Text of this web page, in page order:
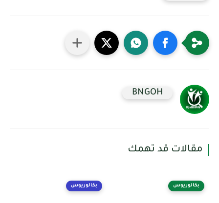
BNGOH
مقالات قد تهمك
بكالوريوس بكالوريوس